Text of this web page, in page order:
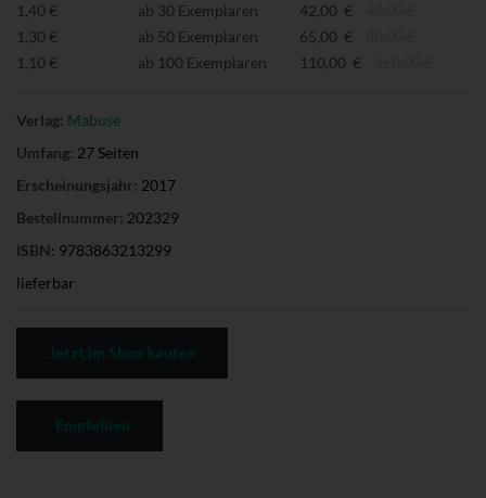
1,40 € ab 30 Exemplaren 42,00 €
1,30 €
ab 50 Exemplaren 65,00 €
1,10 €
ab 100 Exemplaren 110,00 €
Verlag: Mabuse
Umfang: 27 Seiten
Erscheinungsjahr: 2017
Bestellnummer: 202329
ISBN: 9783863213299
lieferbar